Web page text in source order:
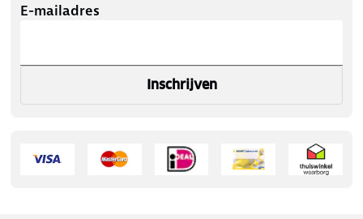
E-mailadres
Inschrijven